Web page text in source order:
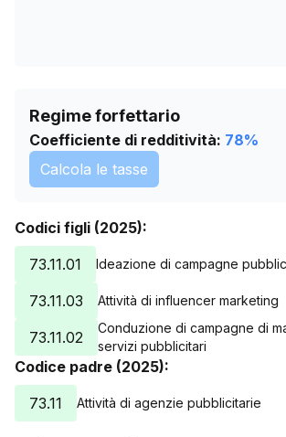
Regime forfettario
Coefficiente di redditività: 78%
Calcola le tasse
Codici figli (2025):
73.11.01
Ideazione di campagne
73.11.03 Attività di influencer marketing
73.11.02
Conduzione di campagne di
servizi pubblicitari
Codice padre (2025):
73.11
Attività di agenzie pubblicitarie